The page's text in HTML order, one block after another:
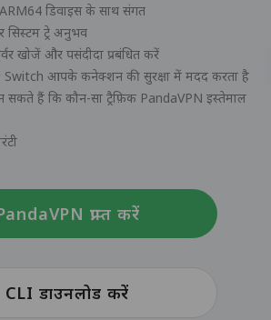
डिवाइस के साथ संगत
सिस्टम ट्रे अनुभव
खोजें और पसंदीदा प्रबंधित करें
Switch आपके कनेक्शन की सुरक्षा में मदद करता है
हैं कि कौन-सा ट्रैफ़िक PandaVPN इस्तेमाल
प्राप्त करें
CLI डाउनलोड करें